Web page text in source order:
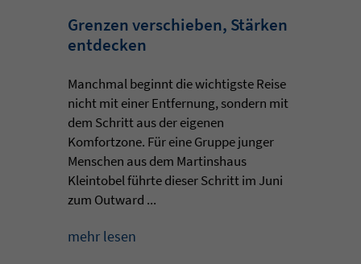
Grenzen verschieben, Stärken
entdecken
Manchmal beginnt die wichtigste Reise
nicht mit einer Entfernung, sondern mit
dem Schritt aus der eigenen
Komfortzone. Für eine Gruppe junger
Menschen aus dem Martinshaus
Kleintobel führte dieser Schritt im Juni
zum Outward ...
mehr lesen